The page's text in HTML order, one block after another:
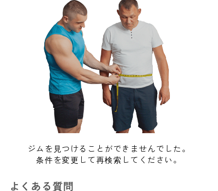
ジムを見つけることができませんでした。
条件を変更して再検索してください。
よくある質問